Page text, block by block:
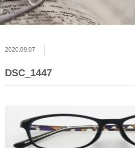
2020.09.07
DSC_1447